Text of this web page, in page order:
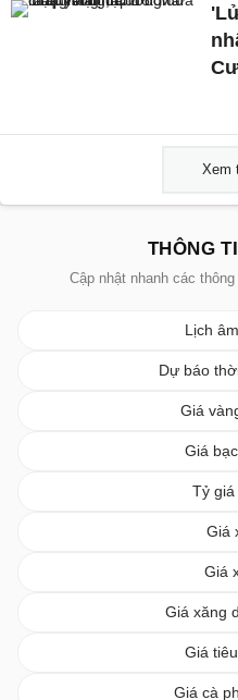
Xem
THÔNG
Cập nhật nhanh các
Lịch
Dự báo
Giá
Giá
Tỷ
Giá
Giá
Giá xăng
Giá
Giá cà